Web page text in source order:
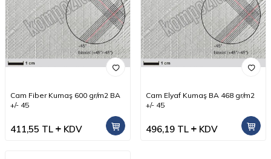
Cam Fiber Kumaş 600 gr/m2 BA
+/- 45
411,55 TL KDV
Cam Elyaf Kumaş BA 468 gr/m2
+/- 45
496,19 TL KDV